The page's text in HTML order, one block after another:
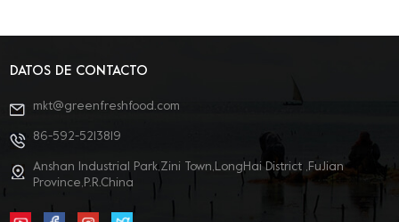
DATOS DE CONTACTO
mkt@greenfreshfood.com
86-592-5213819
Anshan Industrial Park,Zini Town,LongHai District ,FuJian
Province,P.R.China